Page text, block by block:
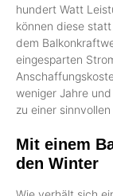
hundert Watt
können diese
dem
eingesparten
weniger Jahre
zu einer
Mit einem
den Winter